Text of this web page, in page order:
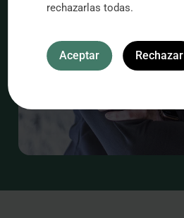
rechazarlas todas.
Aceptar Rechazar